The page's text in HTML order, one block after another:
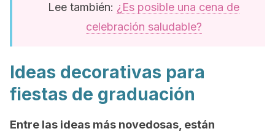
Lee también: ¿Es posible una cena de
celebración saludable?
Ideas decorativas para
fiestas de graduación
Entre las ideas más novedosas, están